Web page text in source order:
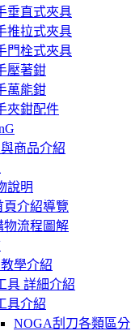
垂直式夾具
推拉式夾具
門栓式夾具
壓著鉗
萬能鉗
夾鉗配件
商品介紹
說明
頁介紹導覽
物流程圖解
學介紹
具 詳細介紹
具介紹
NOGA刮刀各類區分